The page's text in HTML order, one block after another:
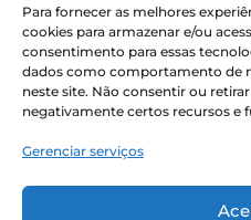
Para fornecer as melhores
cookies para armazenar e/ou
consentimento para essas
dados como comportamento de
neste site. Não consentir ou
negativamente certos recursos e
Gerenciar serviços
SIGA-NOS NAS
SUBSCREVA NOSSA